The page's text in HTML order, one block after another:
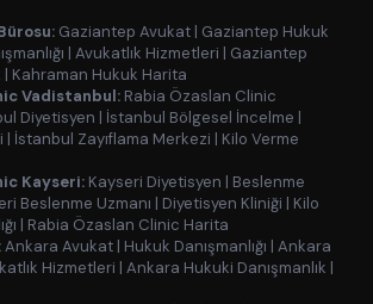
Gaziantep Avukat | Gaziantep Hukuk
| Avukatlık Hizmetleri | Gaziantep
| Kahraman Hukuk Harita
Vadistanbul: Rabia Özaslan Clinic
Diyetisyen | İstanbul Bölgesel İncelme |
| İstanbul Zayıflama Merkezi | Kilo Verme
Kayseri: Kayseri Diyetisyen | Beslenme
Beslenme Uzmanı | Diyetisyen Kliniği | Kilo
| Rabia Özaslan Clinic Harita
Ankara Avukat | Hukuk Danışmanlığı | Ankara
Hizmetleri | Ankara Hukuki Danışmanlık |